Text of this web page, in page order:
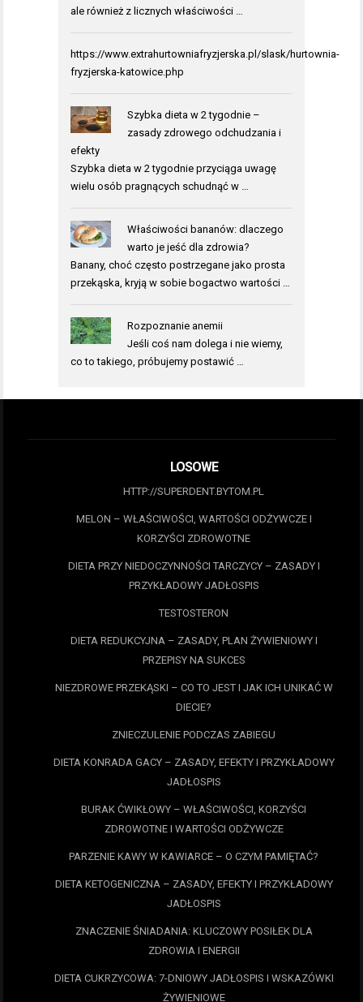
ale również z licznych właściwości …
https://www.extrahurtowniafryzjerska.pl/slask/hurtownia-
fryzjerska-katowice.php
Szybka dieta w 2 tygodnie –
zasady zdrowego odchudzania i
efekty
Szybka dieta w 2 tygodnie przyciąga uwagę
wielu osób pragnących schudnąć w …
Właściwości bananów: dlaczego
warto je jeść dla zdrowia?
Banany, choć często postrzegane jako prosta
przekąska, kryją w sobie bogactwo wartości …
Rozpoznanie anemii
Jeśli coś nam dolega i nie wiemy,
co to takiego, próbujemy postawić …
LOSOWE
HTTP://SUPERDENT.BYTOM.PL
MELON – WŁAŚCIWOŚCI, WARTOŚCI ODŻYWCZE I
KORZYŚCI ZDROWOTNE
DIETA PRZY NIEDOCZYNNOŚCI TARCZYCY – ZASADY I
PRZYKŁADOWY JADŁOSPIS
TESTOSTERON
DIETA REDUKCYJNA – ZASADY, PLAN ŻYWIENIOWY I
PRZEPISY NA SUKCES
NIEZDROWE PRZEKĄSKI – CO TO JEST I JAK ICH UNIKAĆ W
DIECIE?
ZNIECZULENIE PODCZAS ZABIEGU
DIETA KONRADA GACY – ZASADY, EFEKTY I PRZYKŁADOWY
JADŁOSPIS
BURAK ĆWIKŁOWY – WŁAŚCIWOŚCI, KORZYŚCI
ZDROWOTNE I WARTOŚCI ODŻYWCZE
PARZENIE KAWY W KAWIARCE – O CZYM PAMIĘTAĆ?
DIETA KETOGENICZNA – ZASADY, EFEKTY I PRZYKŁADOWY
JADŁOSPIS
ZNACZENIE ŚNIADANIA: KLUCZOWY POSIŁEK DLA
ZDROWIA I ENERGII
DIETA CUKRZYCOWA: 7-DNIOWY JADŁOSPIS I WSKAZÓWKI
ŻYWIENIOWE